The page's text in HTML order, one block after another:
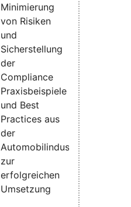
Minimierung
von Risiken
und
Sicherstellung
der
Compliance
Praxisbeispiele
und Best
Practices aus
der
Automobilindustrie
zur
erfolgreichen
Umsetzung